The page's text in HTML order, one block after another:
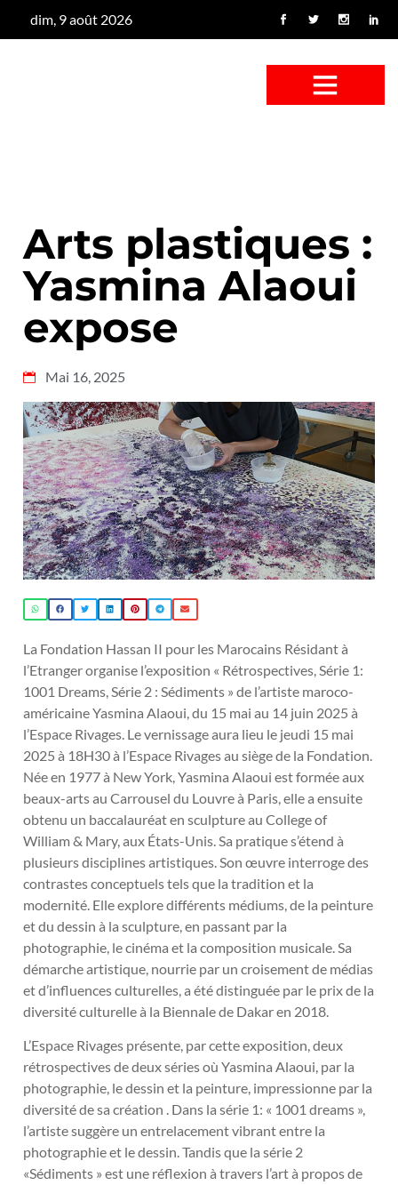
dim, 9 août 2026
Arts plastiques :
Yasmina Alaoui
expose
Mai 16, 2025
La Fondation Hassan II pour les Marocains Résidant à
l’Etranger organise l’exposition « Rétrospectives, Série 1:
1001 Dreams, Série 2 : Sédiments » de l’artiste maroco-
américaine Yasmina Alaoui, du 15 mai au 14 juin 2025 à
l’Espace Rivages. Le vernissage aura lieu le jeudi 15 mai
2025 à 18H30 à l’Espace Rivages au siège de la Fondation.
Née en 1977 à New York, Yasmina Alaoui est formée aux
beaux-arts au Carrousel du Louvre à Paris, elle a ensuite
obtenu un baccalauréat en sculpture au College of
William & Mary, aux États-Unis. Sa pratique s’étend à
plusieurs disciplines artistiques. Son œuvre interroge des
contrastes conceptuels tels que la tradition et la
modernité. Elle explore différents médiums, de la peinture
et du dessin à la sculpture, en passant par la
photographie, le cinéma et la composition musicale. Sa
démarche artistique, nourrie par un croisement de médias
et d’influences culturelles, a été distinguée par le prix de la
diversité culturelle à la Biennale de Dakar en 2018.
L’Espace Rivages présente, par cette exposition, deux
rétrospectives de deux séries où Yasmina Alaoui, par la
photographie, le dessin et la peinture, impressionne par la
diversité de sa création . Dans la série 1: « 1001 dreams »,
l’artiste suggère un entrelacement vibrant entre la
photographie et le dessin. Tandis que la série 2
«Sédiments » est une réflexion à travers l’art à propos de